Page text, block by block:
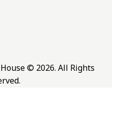
© 2026. All Rights